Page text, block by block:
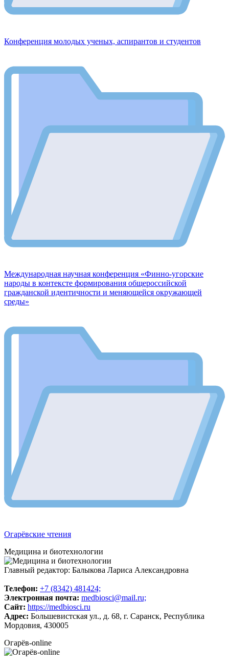
Конференция молодых ученых, аспирантов и студентов
Международная научная конференция «Финно-угорские
народы в контексте формирования общероссийской
гражданской идентичности и меняющейся окружающей
среды»
Огарёвские чтения
Медицина и биотехнологии
Главный редактор: Балыкова Лариса Александровна
Телeфон: +7 (8342) 481424;
Электронная почта: medbiosci@mail.ru;
Сайт: https://medbiosci.ru
Адрес: Большевистская ул., д. 68, г. Саранск, Республика
Мордовия, 430005
Огарёв-online